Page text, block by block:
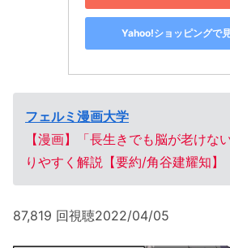
Yahoo!ショッピングで
フェルミ漫画大学
【漫画】「長生きでも脳が老けな
りやすく解説【要約/⻆谷建耀知】
87,819 回視聴2022/04/05